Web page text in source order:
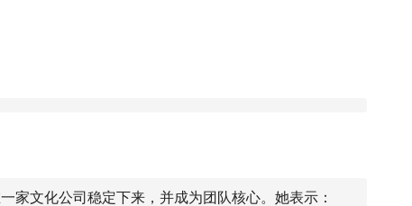
家文化公司稳定下来，并成为团队核心。她表示：